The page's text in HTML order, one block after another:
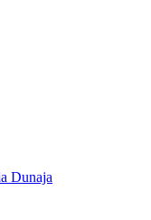
Dunaja